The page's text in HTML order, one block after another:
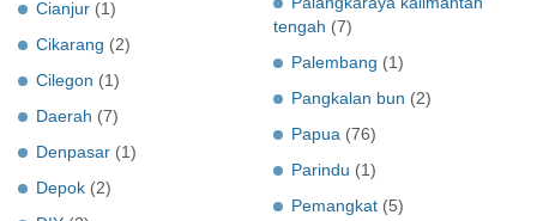
Cianjur (1)
Cikarang (2)
Cilegon (1)
Daerah (7)
Denpasar (1)
Depok (2)
tengah (7)
Palembang (1)
Pangkalan bun (2)
Papua (76)
Parindu (1)
Pemangkat (5)